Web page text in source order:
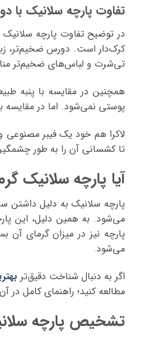
تفاوت پارچه سلانیک با
در توضیح تفاوت پارچه
کرک‌دار است. دورس ضخیم‌تر،
تی‌شرت و لباس‌های ضخیم‌تر
همچنین در مقایسه با پنبه
پوستی نمی‌شود. اما در مقایسه
لاکرا هم خود یک فیبر مصنوعی
تا کشسانی آن را به طور
آیا پارچه سلانیک
پارچه سلانیک به دلیل داشتن
می‌شود. به همین دلیل، این
پارچه نیز در میزان گرمای
می‌شود.
اگر به دنبال شناخت دقیق‌تر
مطالعه کنید؛ راهنمای کامل
تشخیص پارچه